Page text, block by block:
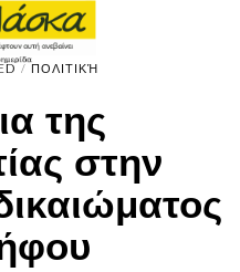
/ ΠΟΛΙΤΙΚΉ
της
στην